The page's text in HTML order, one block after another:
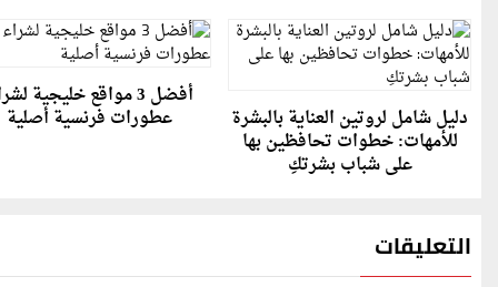
دليل شامل لروتين العناية بالبشرة
للأمهات: خطوات تحافظين بها
على شباب بشرتكِ
أفضل 3 مواقع خليجية
عطورات فرنسية أصلية
التعليقات